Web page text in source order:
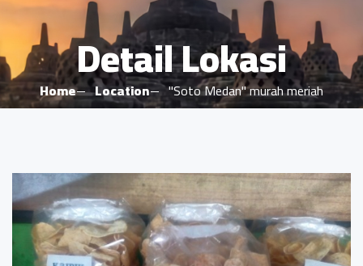
Detail Lokasi
Home Location "Soto Medan" murah meriah